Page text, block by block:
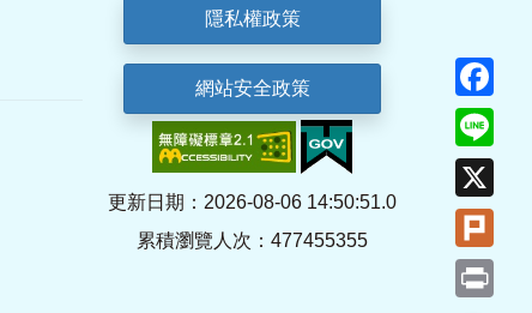
隱私權政策
網站安全政策
更新日期：2026-08-06 14:50:51.0
累積瀏覽人次：477455355